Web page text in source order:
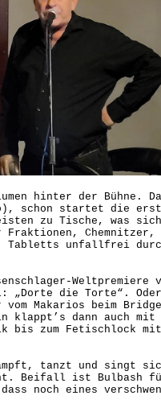
hinter der Bühne.
startet die erste
zu Tische, was
Fraktionen,
Tabletts unfallfrei
„Dorte die Torte“.
Makarios beim
klappt’s dann auch mit
bis zum Fetischlock
tanzt und singt
Beifall ist Bulbash
noch eines